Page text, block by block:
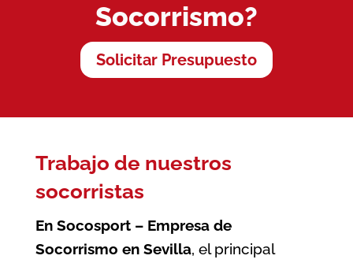
Socorrismo?
Solicitar Presupuesto
Trabajo de nuestros
socorristas
En Socosport – Empresa de
Socorrismo en Sevilla, el principal